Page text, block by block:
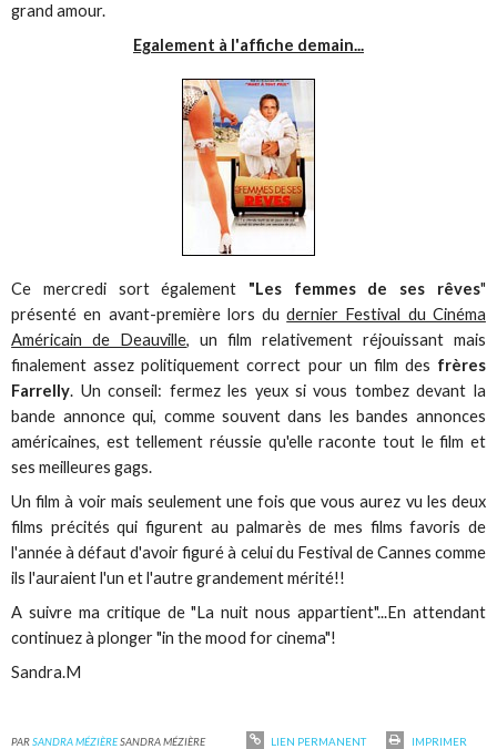
grand amour.
Egalement à l'affiche demain...
Ce mercredi sort également "Les femmes de ses rêves"
présenté en avant-première lors dudernier Festival du Cinéma
Américain de Deauville, un film relativement réjouissant mais
finalement assez politiquement correct pour un film des frères
Farrelly. Un conseil: fermez les yeux si vous tombez devant la
bande annonce qui, comme souvent dans les bandes annonces
américaines, est tellement réussie qu'elle raconte tout le film et
ses meilleures gags.
Un film à voir mais seulement une fois que vous aurez vu les deux
films précités qui figurent au palmarès de mes films favoris de
l'année à défaut d'avoir figuré à celui du Festival de Cannes comme
ils l'auraient l'un et l'autre grandement mérité!!
A suivre ma critique de "La nuit nous appartient"...En attendant
continuez à plonger "in the mood for cinema"!
Sandra.M
PARSANDRA MÉZIÈRESANDRA MÉZIÈRE LIEN PERMANENT
IMPRIMER